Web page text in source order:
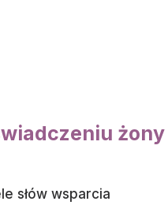
żony
słów wsparcia